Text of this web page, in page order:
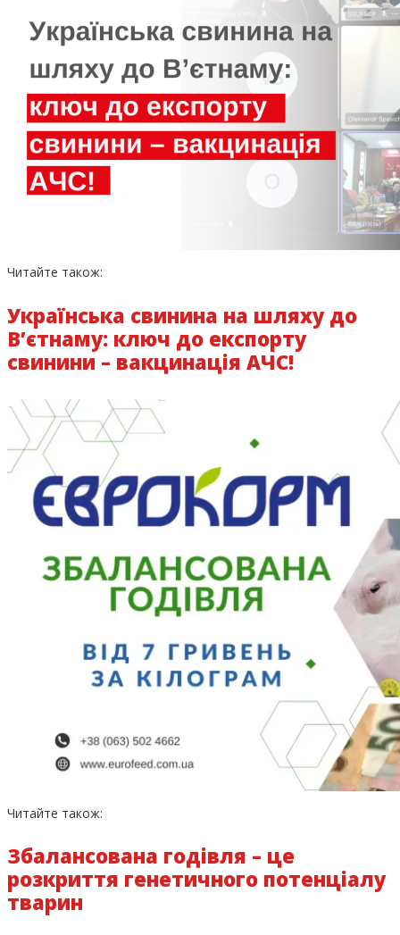
Читайте також:
Українська свинина на шляху до
В’єтнаму: ключ до експорту
свинини – вакцинація АЧС!
Читайте також:
Збалансована годівля – це
розкриття генетичного потенціалу
тварин